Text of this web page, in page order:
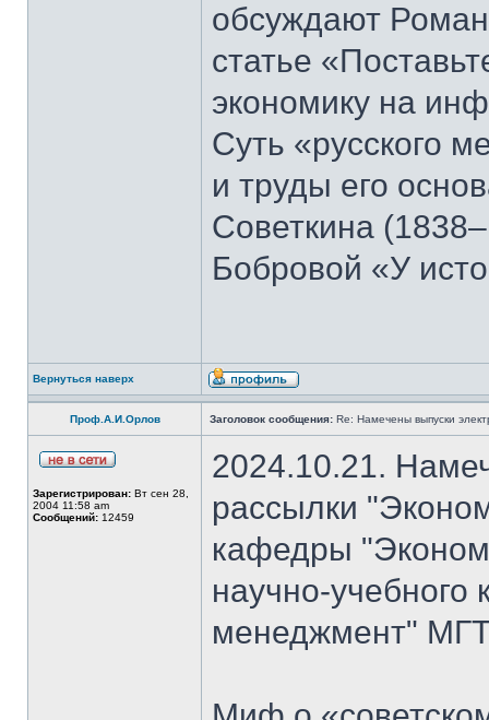
обсуждают
статье
экономику на
Суть «русского
и труды его
Советкина
Бобровой «У
Вернуться наверх
Проф.А.И.Орлов Заголовок сообщения: Re: Намечены выпуски
Зарегистрирован: Вт сен 28,
2004 11:58 am
Сообщений: 12459
2024.10.21.
рассылки
кафедры
научно-
менеджмент"